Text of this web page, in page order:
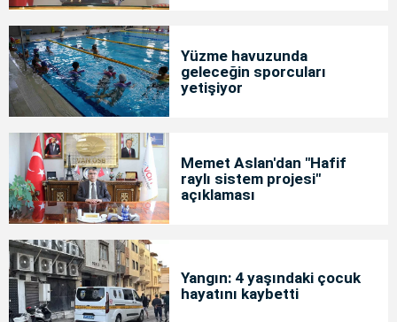
Yüzme havuzunda
geleceğin sporcuları
yetişiyor
Memet Aslan'dan "Hafif
raylı sistem projesi"
açıklaması
Yangın: 4 yaşındaki çocuk
hayatını kaybetti